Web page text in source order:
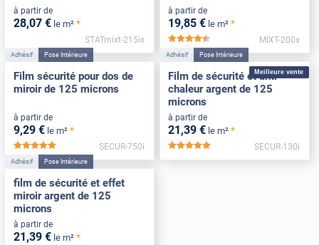
à partir de
28,07 € le m² *
STATmixt-215ix
à partir de
19,85 € le m² *
*****
MIXT-200x
Adhésif Pose Intérieure
Film sécurité pour dos de
miroir de 125 microns
à partir de
9,29 € le m² *
*****
SECUR-750i
Meilleure vente
Adhésif Pose Intérieure
Film de sécurité et anti-
chaleur argent de 125
microns
à partir de
21 ,39 € le m² *
SECUR-130i
Adhésif Pose Intérieure
film de sécurité et effet
miroir argent de 125
microns
à partir de
21 ,39 € le m² *